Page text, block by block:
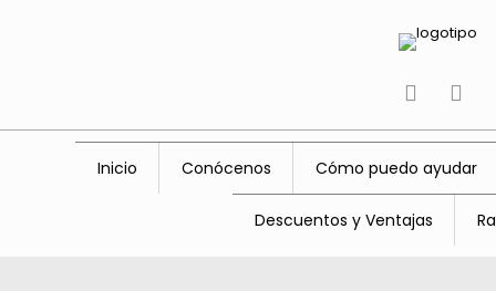
tiktok
Inicio Conócenos Cómo puedo ayudar
Descuentos y Ventajas